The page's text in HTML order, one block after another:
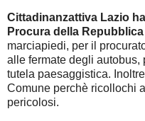
Cittadinanzattiva Lazio
Procura della Repubblica
marciapiedi, per il
alle fermate degli
tutela paesaggistica.
Comune perchè ricollochi
pericolosi.